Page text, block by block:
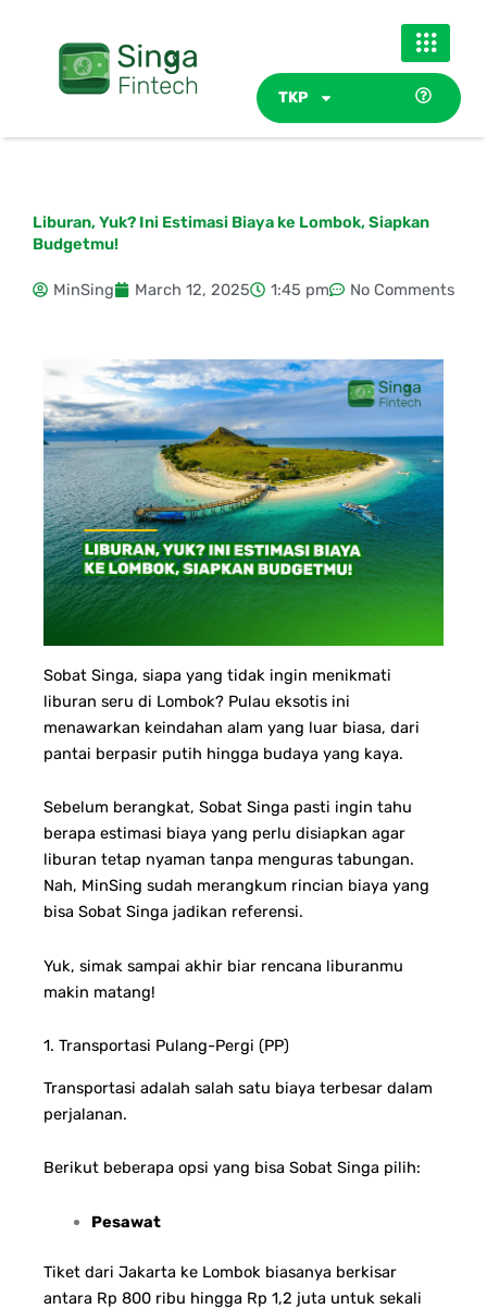
TKP
Liburan, Yuk? Ini Estimasi Biaya ke Lombok, Siapkan
Budgetmu!
MinSing March 12, 2025 1:45 pm No Comments
Sobat Singa, siapa yang tidak ingin menikmati
liburan seru di Lombok? Pulau eksotis ini
menawarkan keindahan alam yang luar biasa, dari
pantai berpasir putih hingga budaya yang kaya.
Sebelum berangkat, Sobat Singa pasti ingin tahu
berapa estimasi biaya yang perlu disiapkan agar
liburan tetap nyaman tanpa menguras tabungan.
Nah, MinSing sudah merangkum rincian biaya yang
bisa Sobat Singa jadikan referensi.
Yuk, simak sampai akhir biar rencana liburanmu
makin matang!
1. Transportasi Pulang-Pergi (PP)
Transportasi adalah salah satu biaya terbesar dalam
perjalanan.
Berikut beberapa opsi yang bisa Sobat Singa pilih:
Pesawat
Tiket dari Jakarta ke Lombok biasanya berkisar
antara Rp 800 ribu hingga Rp 1,2 juta untuk sekali